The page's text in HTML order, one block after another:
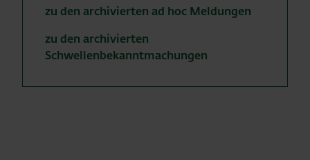
zu den archivierten ad hoc Meldungen
zu den archivierten
Schwellenbekanntmachungen